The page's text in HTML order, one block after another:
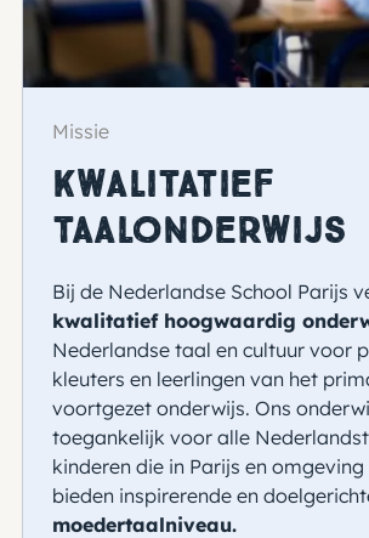
Missie
Kwalitatief
taalonderwijs
Bij de Nederlandse School Parijs
kwalitatief hoogwaardig
Nederlandse taal en cultuur voor
kleuters en leerlingen van het
voortgezet onderwijs. Ons
toegankelijk voor alle
kinderen die in Parijs en omgeving
bieden inspirerende en
moedertaalniveau.